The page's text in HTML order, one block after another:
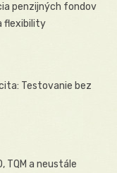
penzijných fondov
flexibility
Testovanie bez
TQM a neustále